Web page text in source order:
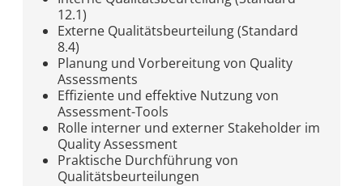
12.1)
Externe Qualitätsbeurteilung (Standard
8.4)
Planung und Vorbereitung von Quality
Assessments
Effiziente und effektive Nutzung von
Assessment-Tools
Rolle interner und externer Stakeholder im
Quality Assessment
Praktische Durchführung von
Qualitätsbeurteilungen